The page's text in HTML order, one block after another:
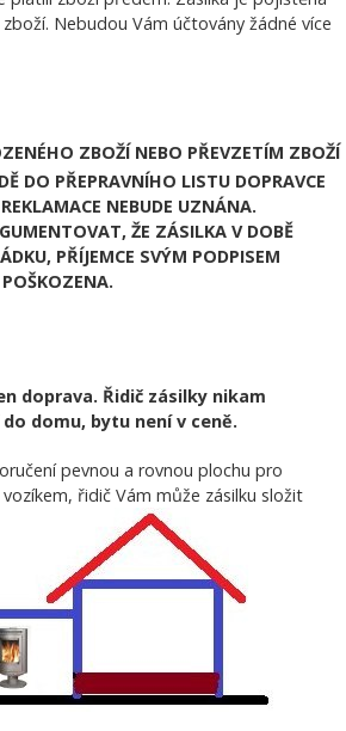
Nebudou Vám účtovány žádné více
ZBOŽÍ NEBO PŘEVZETÍM ZBOŽÍ
DO PŘEPRAVNÍHO LISTU DOPRAVCE
NEBUDE UZNÁNA.
ŽE ZÁSILKA V DOBĚ
PŘÍJEMCE SVÝM PODPISEM
doprava. Řidič zásilky nikam
domu, bytu není v ceně.
pevnou a rovnou plochu pro
řidič Vám může zásilku složit